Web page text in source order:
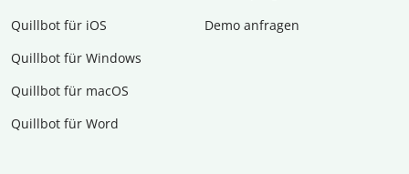
Quillbot für iOS
Quillbot für Windows
Quillbot für macOS
Quillbot für Word
Demo anfragen